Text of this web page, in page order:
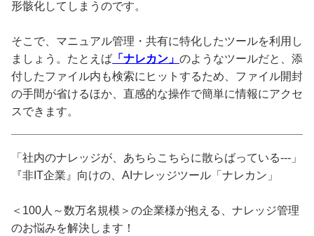
形骸化してしまうのです。
そこで、マニュアル管理・共有に特化したツールを利用し
ましょう。たとえば 「ナレカン」 のようなツールだと、添
付したファイル内も検索にヒットするため、ファイル開封
の手間が省けるほか、直感的な操作で簡単に情報にアクセ
スできます。
「社内のナレッジが、あちらこちらに散らばっている---」
『非IT企業』向けの、AIナレッジツール「ナレカン」
＜100人～数万名規模＞の企業様が抱える、ナレッジ管理
のお悩みを解決します！